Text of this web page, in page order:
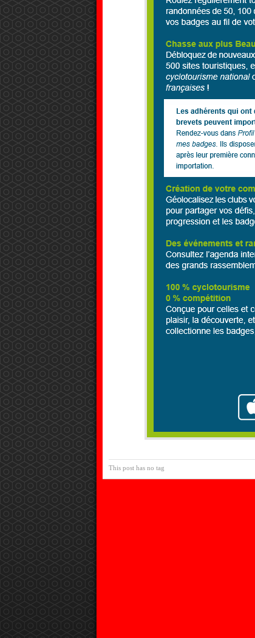
This post has no tag